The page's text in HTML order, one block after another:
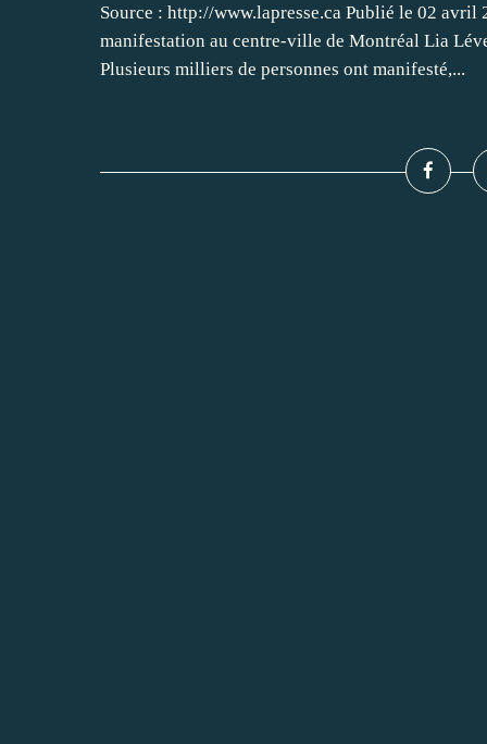
Source : http://www.lapresse.ca Publié le 02
manifestation au centre-ville de Montréal Lia
Plusieurs milliers de personnes ont manifesté,...